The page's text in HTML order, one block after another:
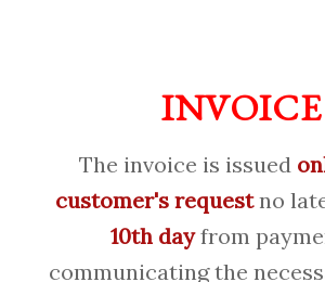
INVOICE
The invoice is issued
customer's requestno
10th dayfrom
communicating the